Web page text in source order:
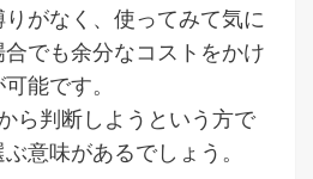
がなく、使ってみて気に
でも余分なコストをかけ
能です。
ら判断しようという方で
意味があるでしょう。